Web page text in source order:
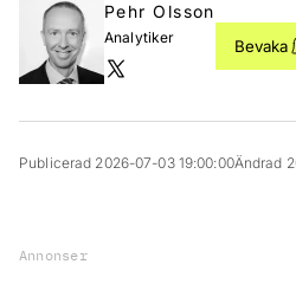
Pehr Olsson
Analytiker Bevaka
Publicerad 2026-07-03 19:00:00Ändrad
Annonser